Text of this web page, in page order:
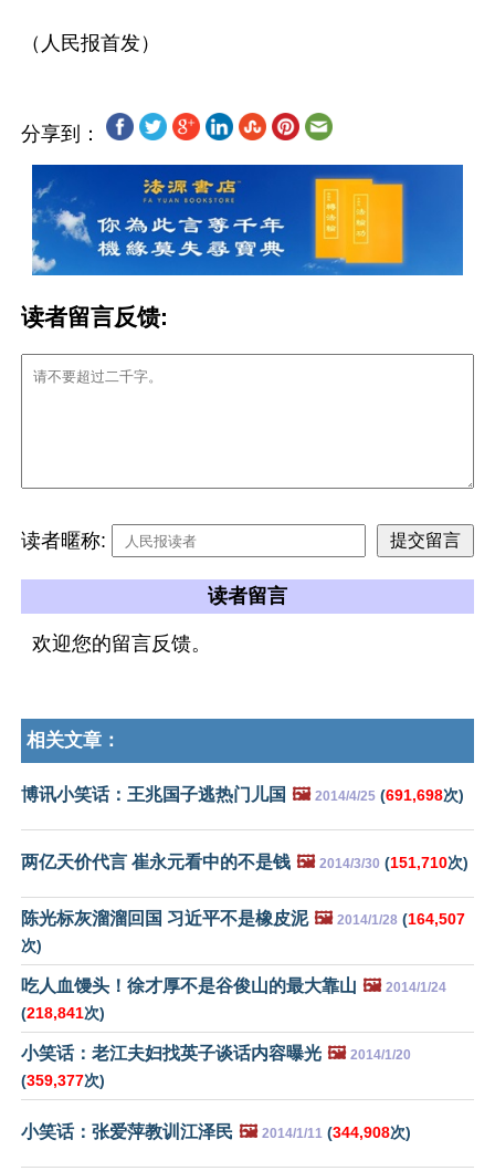
分享到：
读者留言反馈:
读者暱称:
读者留言
欢迎您的留言反馈。
相关文章：
博讯小笑话：王兆国子逃热门儿国 🖼️ 2014/4/25 (691,698次)
两亿天价代言 崔永元看中的不是钱 🖼️ 2014/3/30 (151,710次)
陈光标灰溜溜回国 习近平不是橡皮泥 🖼️ 2014/1/28 (164,507
次)
吃人血馒头！徐才厚不是谷俊山的最大靠山 🖼️ 2014/1/24
(218,841次)
小笑话：老江夫妇找英子谈话内容曝光 🖼️ 2014/1/20
(359,377次)
小笑话：张爱萍教训江泽民 🖼️ 2014/1/11 (344,908次)